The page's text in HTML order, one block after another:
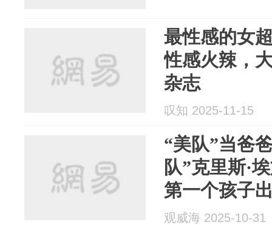
最性感的女
性感火辣，
杂志
叹知 2025-11-15
“美队”当爸
队”克里斯·
第一个孩子
观威海 2025-10-31